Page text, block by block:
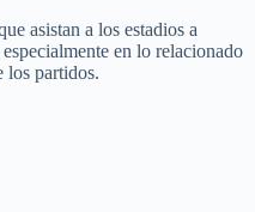
asistan a los estadios a
en lo relacionado
los partidos.